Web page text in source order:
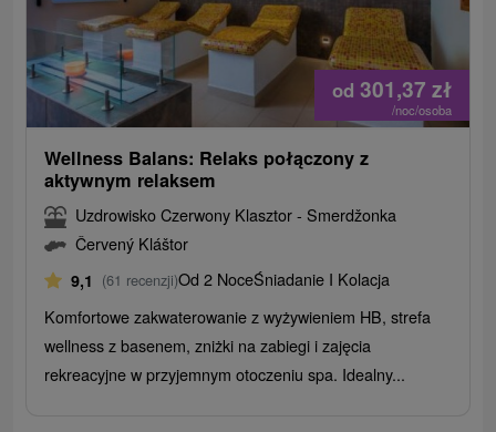
od 301,37 zł
/noc/osoba
Wellness Balans: Relaks połączony z
aktywnym relaksem
Uzdrowisko Czerwony Klasztor - Smerdžonka
Červený Kláštor
9,1 (61 recenzji)Od 2 NoceŚniadanie I Kolacja
Komfortowe zakwaterowanie z wyżywieniem HB, strefa
wellness z basenem, zniżki na zabiegi i zajęcia
rekreacyjne w przyjemnym otoczeniu spa. Idealny...